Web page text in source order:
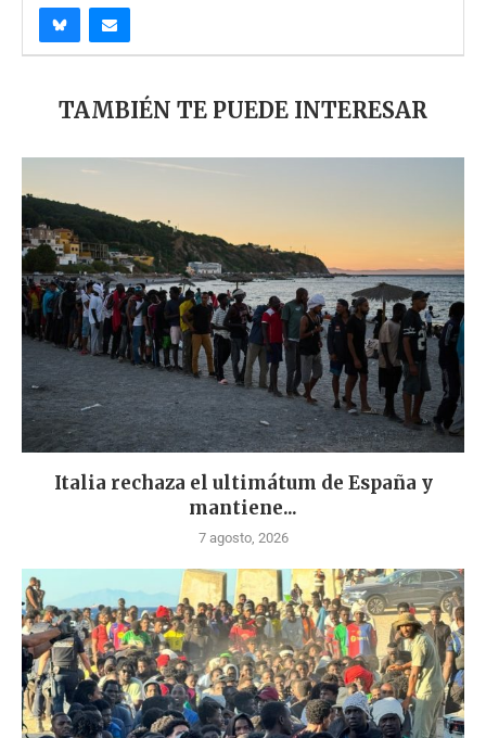
TAMBIÉN TE PUEDE INTERESAR
Italia rechaza el ultimátum de España y
mantiene...
7 agosto, 2026